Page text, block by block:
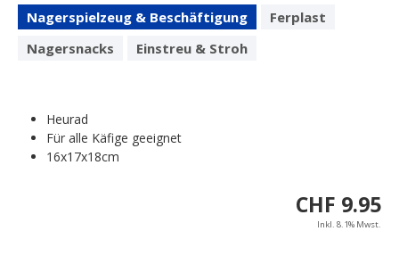
Nagerspielzeug & Beschäftigung
Ferplast
Nagersnacks
Einstreu & Stroh
Heurad
Für alle Käfige geeignet
16x17x18cm
CHF 9.95
Inkl. 8.1% Mwst.